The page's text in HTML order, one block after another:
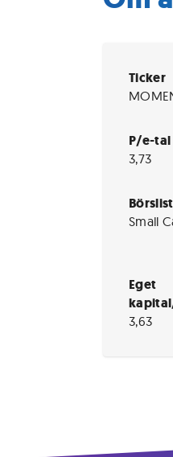
Ticker
P/e-tal
3,73
Small
Eget
3,63